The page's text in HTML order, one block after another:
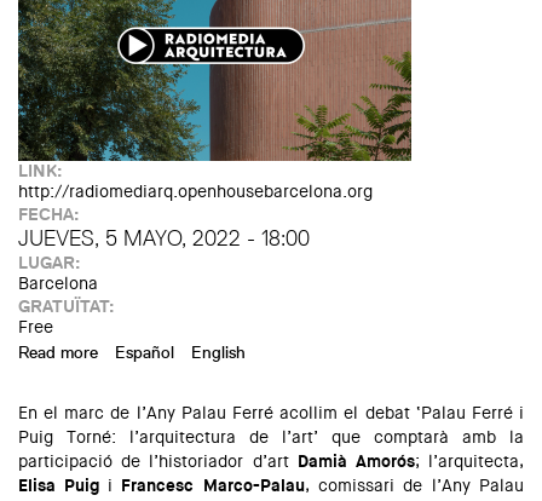
LINK:
http://radiomediarq.openhousebarcelona.org
FECHA:
JUEVES, 5 MAYO, 2022 - 18:00
LUGAR:
Barcelona
GRATUÏTAT:
Free
Read more about Llançament de Radiomedia Arquitectura
Español English
En el marc de l’Any Palau Ferré acollim el debat ‘Palau Ferré i
Puig Torné: l’arquitectura de l’art’ que comptarà amb la
participació de l’historiador d’art Damià Amorós; l’arquitecta,
Elisa Puig i Francesc Marco-Palau, comissari de l’Any Palau